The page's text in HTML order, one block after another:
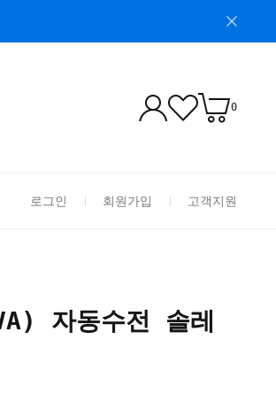
0
로그인 회원가입 고객지원
자동수전 솔레